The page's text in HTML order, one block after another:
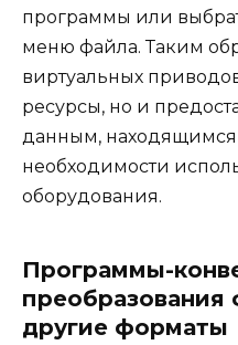
программы или
меню файла. Таким
виртуальных
ресурсы, но и
данным, находящимся
необходимости
оборудования.
Программы-
преобразования
другие форматы